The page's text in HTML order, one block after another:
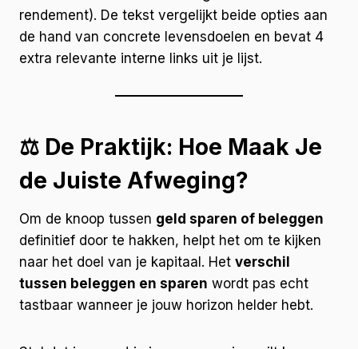
rendement). De tekst vergelijkt beide opties aan
de hand van concrete levensdoelen en bevat 4
extra relevante interne links uit je lijst.
⚖️ De Praktijk: Hoe Maak Je
de Juiste Afweging?
Om de knoop tussen geld sparen of beleggen
definitief door te hakken, helpt het om te kijken
naar het doel van je kapitaal. Het verschil
tussen beleggen en sparen wordt pas echt
tastbaar wanneer je jouw horizon helder hebt.